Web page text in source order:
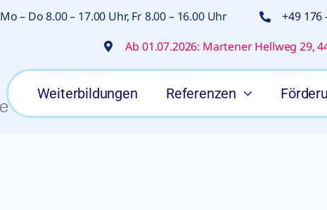
Mo – Do 8.00 – 17.00 Uhr, Fr 8.00 – 16.00 Uhr +49 176
Ab 01.07.2026: Martener Hellweg 29,
Weiterbildungen Referenzen